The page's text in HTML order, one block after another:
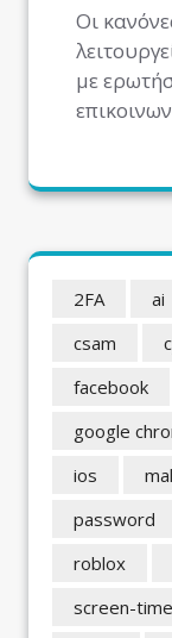
Οι
με
2FA ai
csam
facebook
google
ios
password
roblox
screen-time